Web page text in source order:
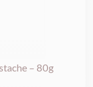
– 80g